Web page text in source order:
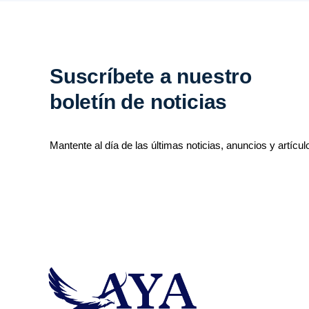
Suscríbete a nuestro
boletín de noticias
Mantente al día de las últimas noticias, anuncios y